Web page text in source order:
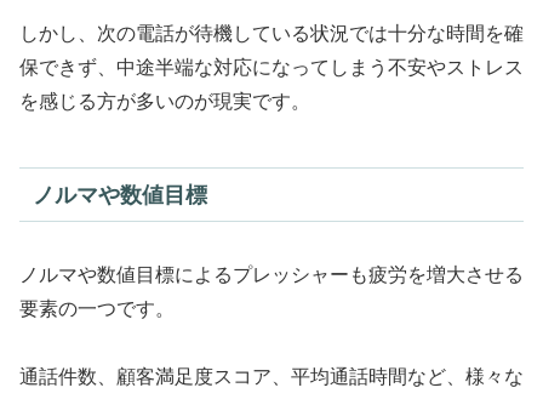
しかし、次の電話が待機している状況では十分な時間を確
保できず、中途半端な対応になってしまう不安やストレス
を感じる方が多いのが現実です。
ノルマや数値目標
ノルマや数値目標によるプレッシャーも疲労を増大させる
要素の一つです。
通話件数、顧客満足度スコア、平均通話時間など、様々な